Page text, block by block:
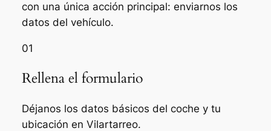
con una única acción principal: enviarnos los
datos del vehículo.
01
Rellena el formulario
Déjanos los datos básicos del coche y tu
ubicación en Vilartarreo.